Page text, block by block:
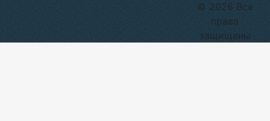
© 2026 Все
права
защищены